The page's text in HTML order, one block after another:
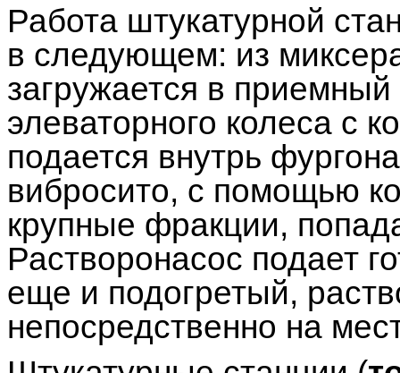
Работа штукатурной
в следующем: из
загружается в
элеваторного колеса с
подается внутрь
вибросито, с помощью
крупные фракции,
Растворонасос подает
еще и подогретый,
непосредственно на